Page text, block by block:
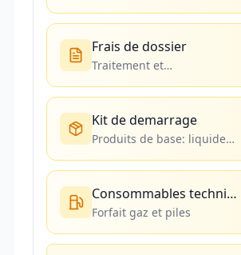
Frais de dossier
Traitement et
reservation
Kit de demarrage
Produits de base: liquide
sacs poubelles, essuie-tout,
allumettes, papier toiletteConsommables techniques
Forfait gaz et piles